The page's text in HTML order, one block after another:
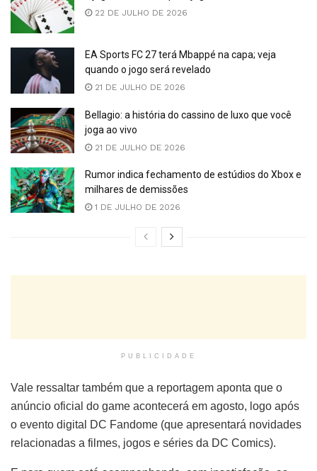
22 DE JULHO DE 2026
EA Sports FC 27 terá Mbappé na capa; veja
quando o jogo será revelado
21 DE JULHO DE 2026
Bellagio: a história do cassino de luxo que você
joga ao vivo
21 DE JULHO DE 2026
Rumor indica fechamento de estúdios do Xbox e
milhares de demissões
1 DE JULHO DE 2026
PUBLICIDADE
Vale ressaltar também que a reportagem aponta que o
anúncio oficial do game acontecerá em agosto, logo após
o evento digital DC Fandome (que apresentará novidades
relacionadas a filmes, jogos e séries da DC Comics).